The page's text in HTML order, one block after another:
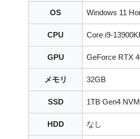
OS Windows 11
CPU Core i9-
GPU GeForce RTX
メモリ 32GB
SSD 1TB Gen4
HDD なし